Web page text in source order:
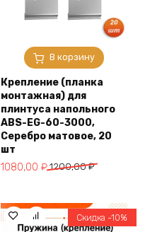
В корзину
Крепление (планка
монтажная) для
плинтуса напольного
ABS-EG-60-3000,
Серебро матовое, 20
шт
1200,00₽
Первоначальная
1200,00 ₽.
1080,00 ₽
Текущая
Скидка -10%